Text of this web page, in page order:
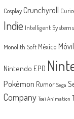
Cosplay Crunchyroll
Indie Intelligent Systems
Monolith Soft México Móvil
Nintendo EPD
Pokémon Rumor Sega
Company Toei Animation